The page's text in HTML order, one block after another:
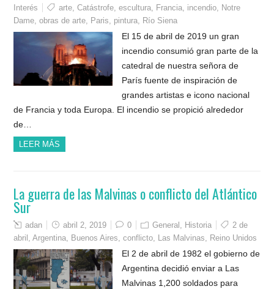
Interés
arte,Catástrofe,escultura, Francia, incendio, Notre
Dame,obras de arte, Paris, pintura, Río Siena
El 15 de abril de 2019 un gran
incendio consumió gran parte de la
catedral de nuestra señora de
París fuente de inspiración de
grandes artistas e icono nacional
de Francia y toda Europa. El incendio se propició alrededor
de…
LEER MÁS
La guerra de las Malvinas o conflicto del Atlántico
Sur
adan abril 2, 2019 0 General , Historia
2 de
abril ,Argentina, Buenos Aires,conflicto, Las Malvinas, Reino Unidos
El 2 de abril de 1982 el gobierno de
Argentina decidió enviar a Las
Malvinas 1,200 soldados para